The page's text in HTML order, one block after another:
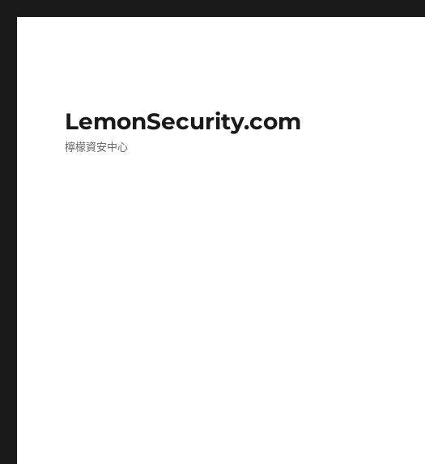
LemonSecurity.com
檸檬資安中心